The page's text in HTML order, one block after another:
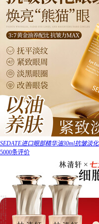
SEDATE进口眼部精华油30ml抗皱淡
5000条评价